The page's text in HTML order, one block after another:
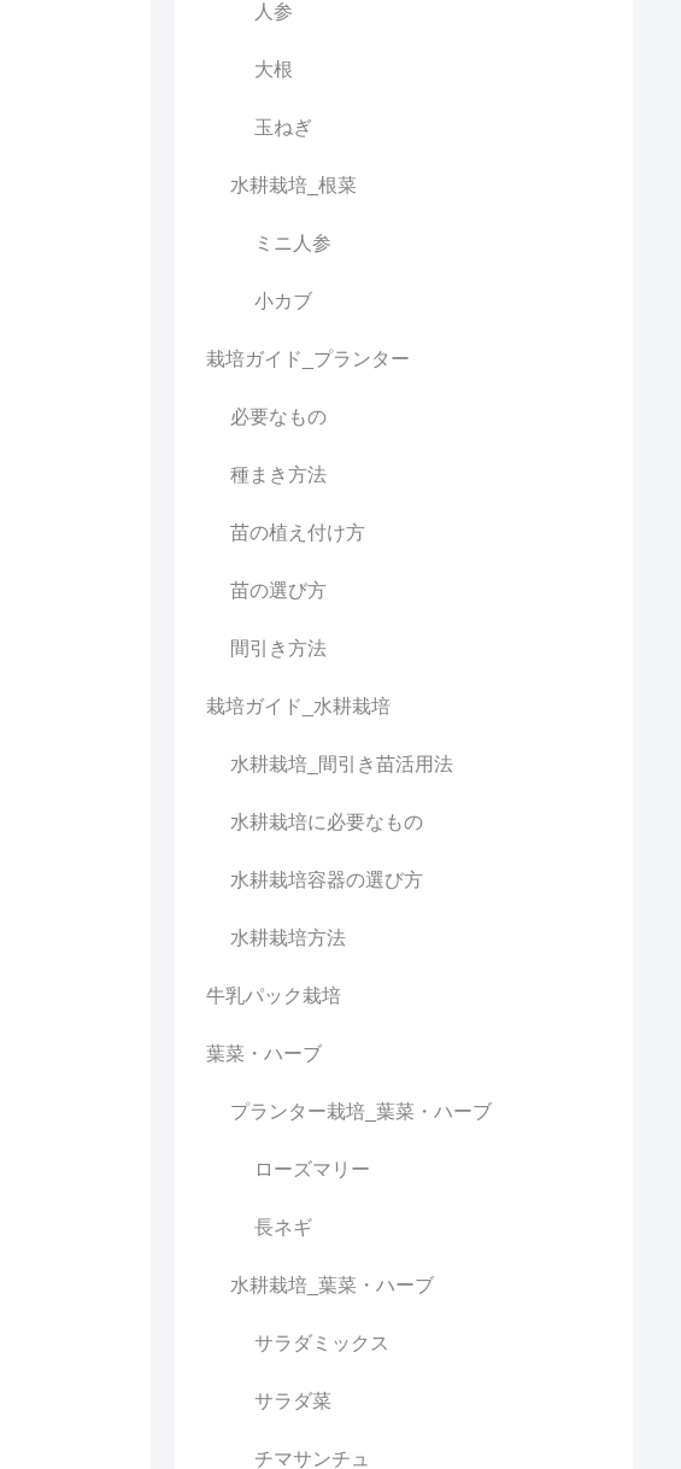
人参
大根
玉ねぎ
水耕栽培_根菜
ミニ人参
小カブ
栽培ガイド_プランター
必要なもの
種まき方法
苗の植え付け方
苗の選び方
間引き方法
栽培ガイド_水耕栽培
水耕栽培_間引き苗活用法
水耕栽培に必要なもの
水耕栽培容器の選び方
水耕栽培方法
牛乳パック栽培
葉菜・ハーブ
プランター栽培_葉菜・ハーブ
ローズマリー
長ネギ
水耕栽培_葉菜・ハーブ
サラダミックス
サラダ菜
チマサンチュ